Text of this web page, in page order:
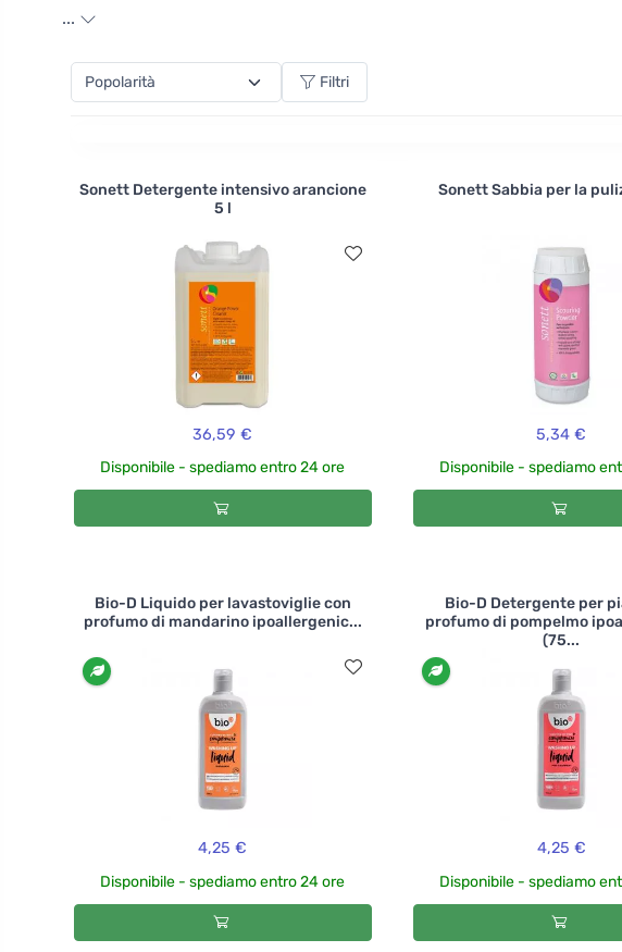
vasche di scarico, negli impianti di trattamento domestico o nelle
organica senza perdere il suo valore.
...
Filtri
Sonett Detergente intensivo arancione
5 l
36,59 €
Disponibile - spediamo entro 24 ore
Sonett Sabbia per la
5,34 €
Disponibile - spediamo
Bio-D Liquido per lavastoviglie con
profumo di mandarino ipoallergenic...
4,25 €
Disponibile - spediamo entro 24 ore
Bio-D Detergente per
profumo di pompelmo
(75...
4,25 €
Disponibile - spediamo